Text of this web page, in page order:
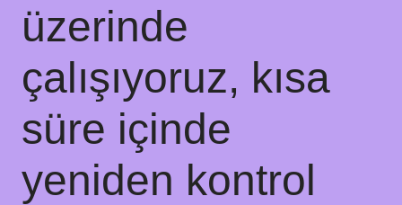
üzerinde
çalışıyoruz, kısa
süre içinde
yeniden kontrol